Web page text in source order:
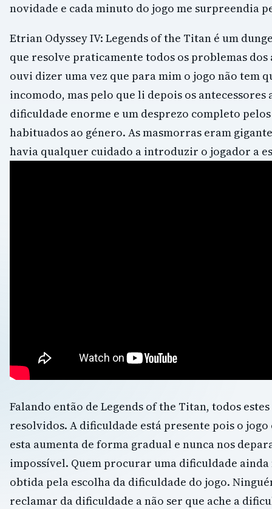
novidade e cada minuto do jogo me surpreendia
Etrian Odyssey IV: Legends of the Titan é um
que resolve praticamente todos os problemas dos
ouvi dizer uma vez que para mim o jogo não tem
incomodo, mas pelo que li depois os antecessores
dificuldade enorme e um desprezo completo
habituados ao género. As masmorras eram
havia qualquer cuidado a introduzir o jogador a
Falando então de Legends of the Titan, todos
resolvidos. A dificuldade está presente pois o
esta aumenta de forma gradual e nunca nos
impossível. Quem procurar uma dificuldade
obtida pela escolha da dificuldade do jogo.
reclamar da dificuldade a não ser que ache a